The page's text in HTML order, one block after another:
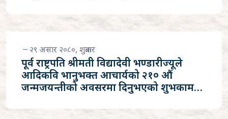
२९ असार २०८०, शुक्रबार
पूर्व राष्ट्रपति श्रीमती विद्यादेवी भण्डारीज्यूले
आदिकवि भानुभक्त आचार्यको २१० औं
जन्मजयन्तीको अवसरमा दिनुभएको शुभकामना